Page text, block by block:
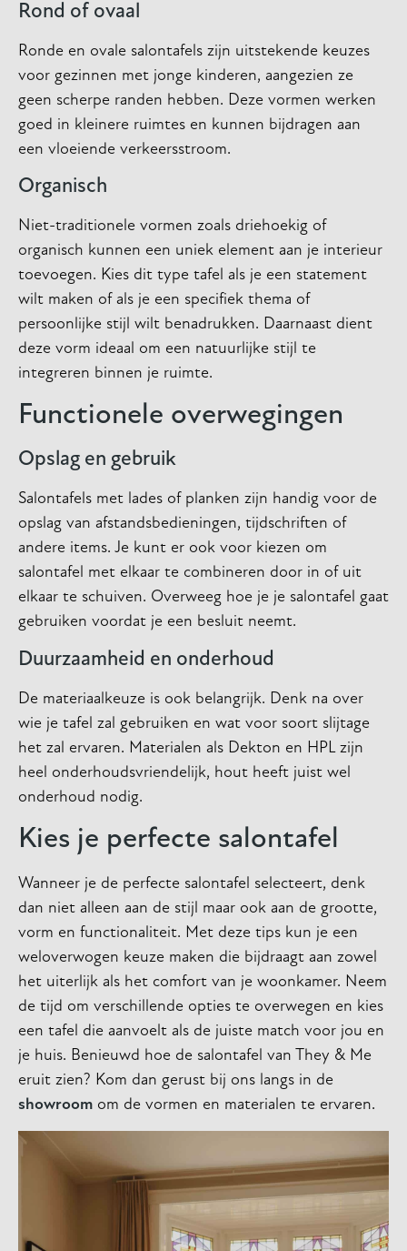
Rond of ovaal
Ronde en ovale salontafels zijn uitstekende keuzes
voor gezinnen met jonge kinderen, aangezien ze
geen scherpe randen hebben. Deze vormen werken
goed in kleinere ruimtes en kunnen bijdragen aan
een vloeiende verkeersstroom.
Organisch
Niet-traditionele vormen zoals driehoekig of
organisch kunnen een uniek element aan je interieur
toevoegen. Kies dit type tafel als je een statement
wilt maken of als je een specifiek thema of
persoonlijke stijl wilt benadrukken. Daarnaast dient
deze vorm ideaal om een natuurlijke stijl te
integreren binnen je ruimte.
Functionele overwegingen
Opslag en gebruik
Salontafels met lades of planken zijn handig voor de
opslag van afstandsbedieningen, tijdschriften of
andere items. Je kunt er ook voor kiezen om
salontafel met elkaar te combineren door in of uit
elkaar te schuiven. Overweeg hoe je je salontafel gaat
gebruiken voordat je een besluit neemt.
Duurzaamheid en onderhoud
De materiaalkeuze is ook belangrijk. Denk na over
wie je tafel zal gebruiken en wat voor soort slijtage
het zal ervaren. Materialen als Dekton en HPL zijn
heel onderhoudsvriendelijk, hout heeft juist wel
onderhoud nodig.
Kies je perfecte salontafel
Wanneer je de perfecte salontafel selecteert, denk
dan niet alleen aan de stijl maar ook aan de grootte,
vorm en functionaliteit. Met deze tips kun je een
weloverwogen keuze maken die bijdraagt aan zowel
het uiterlijk als het comfort van je woonkamer. Neem
de tijd om verschillende opties te overwegen en kies
een tafel die aanvoelt als de juiste match voor jou en
je huis. Benieuwd hoe de salontafel van They & Me
eruit zien? Kom dan gerust bij ons langs in de
showroom om de vormen en materialen te ervaren.